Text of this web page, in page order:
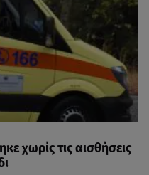
χωρίς τις αισθήσεις